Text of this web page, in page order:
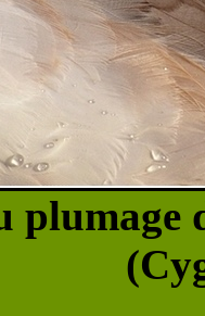
plumage